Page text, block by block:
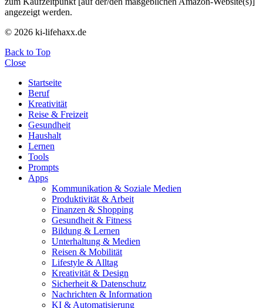
angezeigt werden.
© 2026 ki-lifehaxx.de
Back to Top
Close
Startseite
Beruf
Kreativität
Reise & Freizeit
Gesundheit
Haushalt
Lernen
Tools
Prompts
Apps
Kommunikation & Soziale Medien
Produktivität & Arbeit
Finanzen & Shopping
Gesundheit & Fitness
Bildung & Lernen
Unterhaltung & Medien
Reisen & Mobilität
Lifestyle & Alltag
Kreativität & Design
Sicherheit & Datenschutz
Nachrichten & Information
KI & Automatisierung